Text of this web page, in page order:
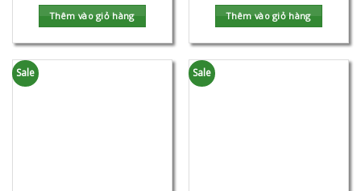
Thêm vào giỏ hàng Thêm vào giỏ hàng
Sale Sale